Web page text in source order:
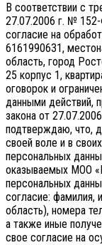
В соответствии с
27.07.2006 г. №
согласие на
6161990631,
область, город
25 корпус 1,
оговорок и
данными действий,
закона от
подтверждаю, что,
своей воле и в
персональных
оказываемых МОО
персональных
согласие: фамилия,
область), номера
а также иные
свое согласие на